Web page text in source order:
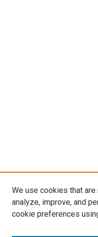
We use cookies that
analyze, improve, and
cookie preferences